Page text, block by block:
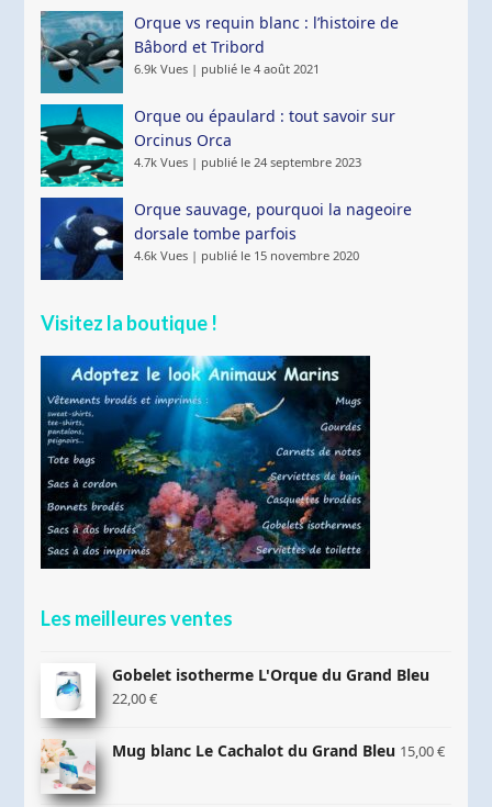
Orque vs requin blanc : l’histoire de
Bâbord et Tribord
6.9k Vues | publié le 4 août 2021
Orque ou épaulard : tout savoir sur
Orcinus Orca
4.7k Vues | publié le 24 septembre 2023
Orque sauvage, pourquoi la nageoire
dorsale tombe parfois
4.6k Vues | publié le 15 novembre 2020
Visitez la boutique !
Les meilleures ventes
Gobelet isotherme L'Orque du Grand Bleu
22,00€
Mug blanc Le Cachalot du Grand Bleu 15,00€